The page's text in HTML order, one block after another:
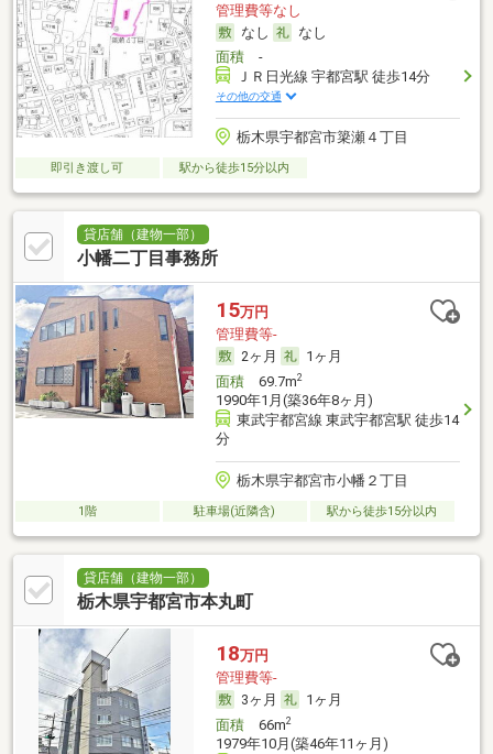
管理費等なし
なし
なし
面積-
ＪＲ日光線 宇都宮駅 徒歩14分
その他の交通
栃木県宇都宮市簗瀬４丁目
即引き渡し可 駅から徒歩15分以内
貸店舗（建物一部）
小幡二丁目事務所
15万円
管理費等-
2ヶ月
1ヶ月
面積69.7m2
1990年1月(築36年8ヶ月)
東武宇都宮線 東武宇都宮駅 徒歩14
分
栃木県宇都宮市小幡２丁目
1階 駐車場(近隣含) 駅から徒歩15分以内
貸店舗（建物一部）
栃木県宇都宮市本丸町
18万円
管理費等-
3ヶ月
1ヶ月
面積66m2
1979年10月(築46年11ヶ月)